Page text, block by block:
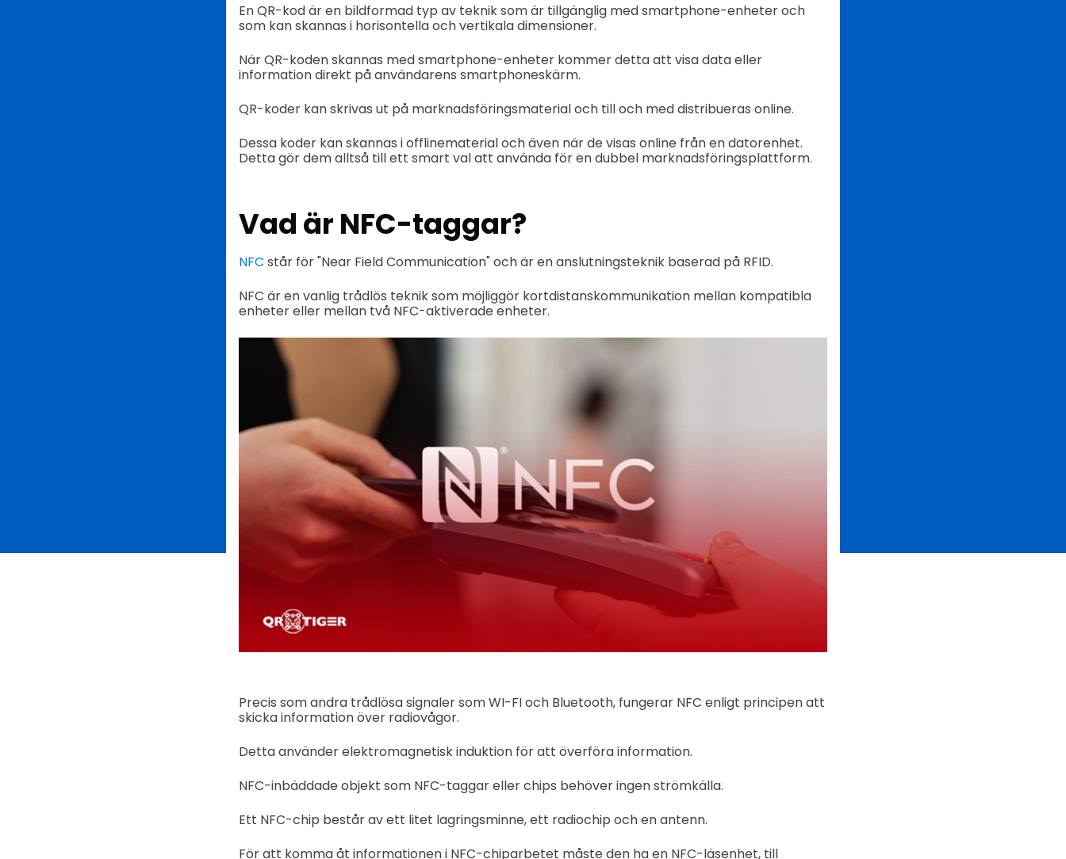
En QR-kod är en bildformad typ av teknik som är tillgänglig med smartphone-enheter och
som kan skannas i horisontella och vertikala dimensioner.
När QR-koden skannas med smartphone-enheter kommer detta att visa data eller
information direkt på användarens smartphoneskärm.
QR-koder kan skrivas ut på marknadsföringsmaterial och till och med distribueras online.
Dessa koder kan skannas i offlinematerial och även när de visas online från en datorenhet.
Detta gör dem alltså till ett smart val att använda för en dubbel marknadsföringsplattform.
Vad är NFC-taggar?
NFC står för "Near Field Communication" och är en anslutningsteknik baserad på RFID.
NFC är en vanlig trådlös teknik som möjliggör kortdistanskommunikation mellan kompatibla
enheter eller mellan två NFC-aktiverade enheter.
Precis som andra trådlösa signaler som WI-FI och Bluetooth, fungerar NFC enligt principen att
skicka information över radiovågor.
Detta använder elektromagnetisk induktion för att överföra information.
NFC-inbäddade objekt som NFC-taggar eller chips behöver ingen strömkälla.
Ett NFC-chip består av ett litet lagringsminne, ett radiochip och en antenn.
För att komma åt informationen i NFC-chiparbetet måste den ha en NFC-läsenhet, till